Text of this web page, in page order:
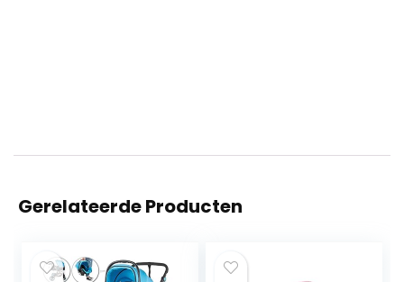
Gerelateerde Producten